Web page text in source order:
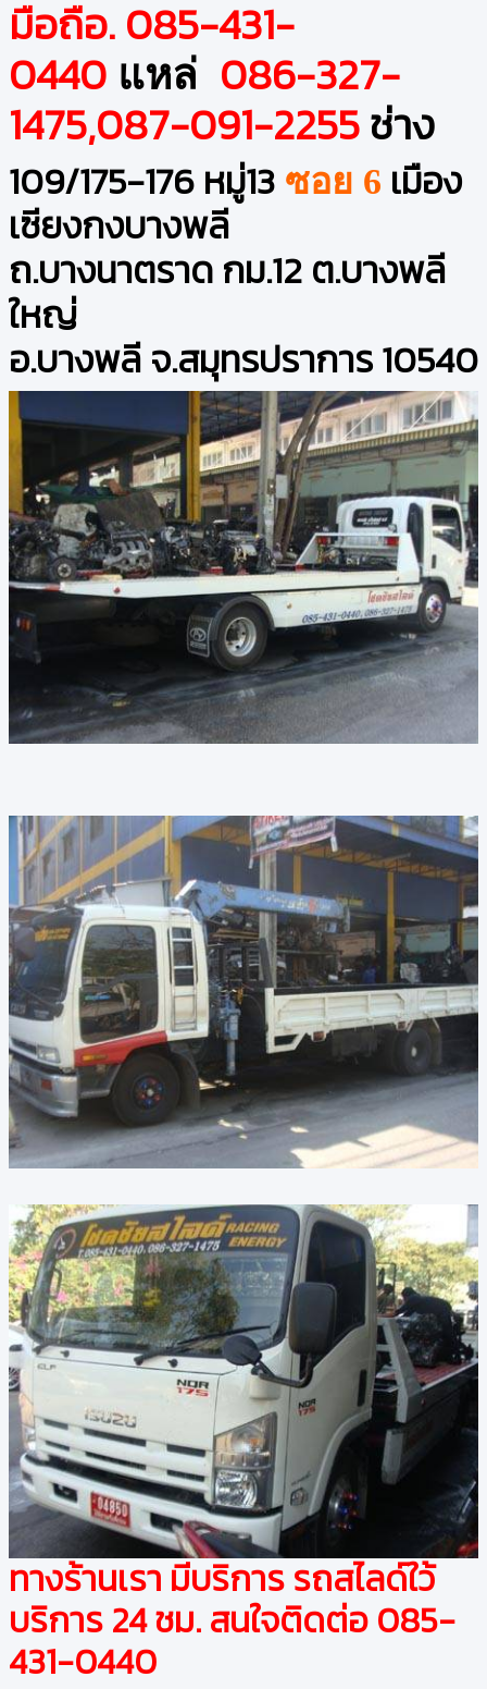
มือถือ. 085-431-
0440 แหล่ 086-327-
1475,087-091-2255ช่าง
109/175-176 หมู่13 ซอย 6 เมือง
เซียงกงบางพลี
ถ.บางนาตราด กม.12 ต.บางพลี
ใหญ่
อ.บางพลี จ.สมุทรปราการ 10540
ทางร้านเรา มีบริการ รถสไลด์ใว้
บริการ 24 ชม. สนใจติดต่อ 085-
431-0440